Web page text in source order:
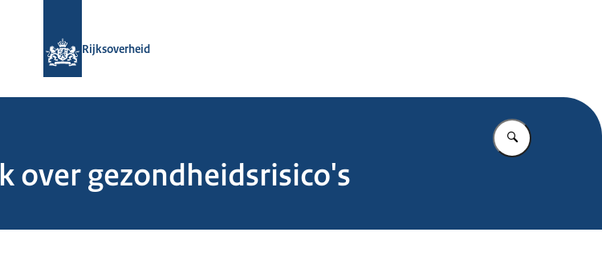
Rijksoverheid
Vul in wat u
over gezondheidsrisico's